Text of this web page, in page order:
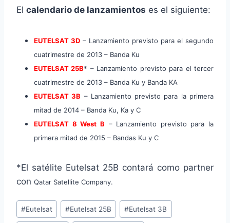
El calendario de lanzamientos es el siguiente:
EUTELSAT 3D – Lanzamiento previsto para el segundo
cuatrimestre de 2013 – Banda Ku
EUTELSAT 25B* – Lanzamiento previsto para el tercer
cuatrimestre de 2013 – Banda Ku y Banda KA
EUTELSAT 3B – Lanzamiento previsto para la primera
mitad de 2014 – Banda Ku, Ka y C
EUTELSAT 8 West B – Lanzamiento previsto para la
primera mitad de 2015 – Bandas Ku y C
*El satélite Eutelsat 25B contará como partner
con Qatar Satellite Company.
Etiquetas
de
#Eutelsat #Eutelsat 25B #Eutelsat 3B